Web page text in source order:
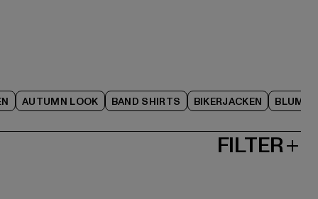
AUTUMN LOOK BAND SHIRTS BIKERJACKEN
FILTER